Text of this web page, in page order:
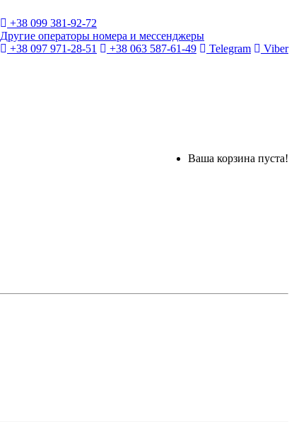
+38 099 381-92-72
Другие операторы номера и мессенджеры
+38 097 971-28-51
+38 063 587-61-49 Telegram Viber
Ваша корзина пуста!